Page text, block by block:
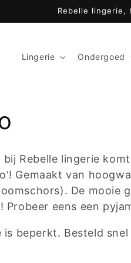
Rebelle
Lingerie Ondergoed
bij Rebelle lingerie
Gemaakt van
De mooie
eens een
is beperkt. Besteld